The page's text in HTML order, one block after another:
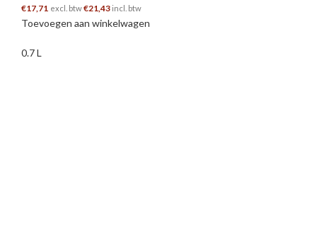
€17,71 excl. btw€21,43 incl. btw
Toevoegen aan winkelwagen
0.7 L